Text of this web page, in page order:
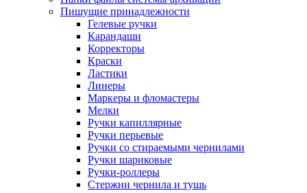
Пишущие принадлежности
Гелевые ручки
Карандаши
Корректоры
Краски
Ластики
Линеры
Маркеры и фломастеры
Мелки
Ручки капиллярные
Ручки перьевые
Ручки со стираемыми чернилами
Ручки шариковые
Ручки-роллеры
Стержни чернила и тушь